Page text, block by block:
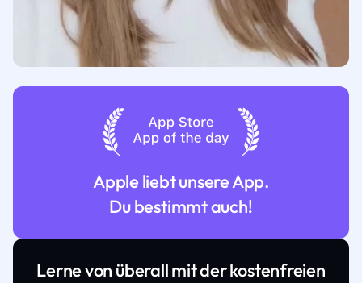
Apple liebt unsere App.
Du bestimmt auch!
Lerne von überall mit der kostenfreien